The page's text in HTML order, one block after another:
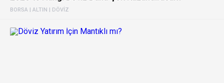
BORSA | ALTIN | DÖVIZ